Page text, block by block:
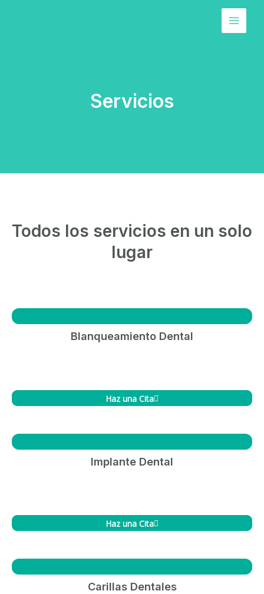
Main
Menu
Servicios
Todos los servicios en un solo
lugar
Blanqueamiento Dental
Haz una Cita
Implante Dental
Haz una Cita
Carillas Dentales